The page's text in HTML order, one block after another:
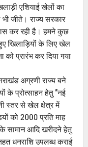
एशियाई खेलों का
जीते। राज्य सरकार
कर रही है। हमने कुछ
खिलाड़ियों के लिए खेल
को प्रारंभ कर दिया गया
अग्रणी राज्य बने
प्रोत्साहन हेतु ’’नई
स्तर से खेल क्षेत्र में
को 2000 प्रति माह
के सामान आदि खरीदने हेतु
धनराशि उपलब्ध कराई